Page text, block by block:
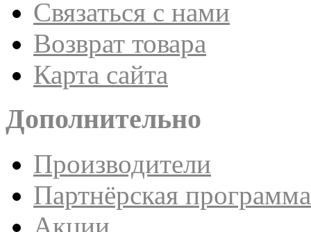
Связаться с нами
Возврат товара
Карта сайта
Дополнительно
Производители
Партнёрская программа